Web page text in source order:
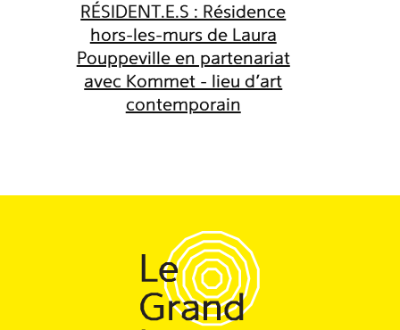
RÉSIDENT.E.S : Résidence
hors-les-murs de Laura
Pouppeville en partenariat
avec Kommet - lieu d’art
contemporain